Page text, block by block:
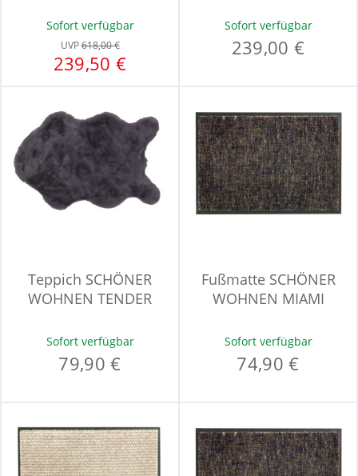
Sofort verfügbar
UVP618,00 €
239,50 €
Sofort verfügbar
239,00 €
Teppich SCHÖNER
WOHNEN TENDER
Sofort verfügbar
79,90 €
Fußmatte SCHÖNER
WOHNEN MIAMI
Sofort verfügbar
74,90 €